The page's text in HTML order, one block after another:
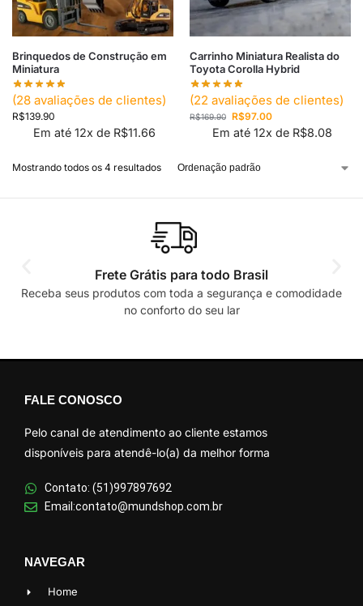
Brinquedos de Construção em
Miniatura
(28 avaliações de clientes)
R$139.90
Em até 12x de R$11.66
Carrinho Miniatura Realista do
Toyota Corolla Hybrid
(22 avaliações de clientes)
R$169.90 R$97.00
Em até 12x de R$8.08
Mostrando todos os 4 resultados
Frete Grátis para todo Brasil
Receba seus produtos com toda a segurança e comodidade
no conforto do seu lar
FALE CONOSCO
Pelo canal de atendimento ao cliente estamos
disponíveis para atendê-lo(a) da melhor forma
Contato: (51)997897692
Email:contato@mundshop.com.br
NAVEGAR
Home